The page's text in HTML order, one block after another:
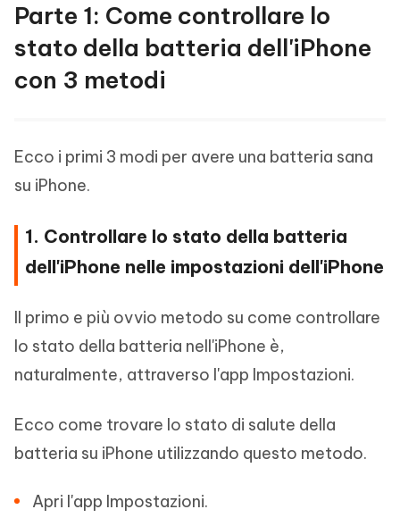
Parte 1: Come controllare lo
stato della batteria dell'iPhone
con 3 metodi
Ecco i primi 3 modi per avere una batteria sana
su iPhone.
1. Controllare lo stato della batteria
dell'iPhone nelle impostazioni dell'iPhone
Il primo e più ovvio metodo su come controllare
lo stato della batteria nell'iPhone è,
naturalmente, attraverso l'app Impostazioni.
Ecco come trovare lo stato di salute della
batteria su iPhone utilizzando questo metodo.
Apri l'app Impostazioni.